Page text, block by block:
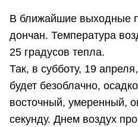
В ближайшие выходные
дончан. Температура
25 градусов тепла.
Так, в субботу, 19
будет безоблачно,
восточный, умеренный,
секунду. Днем воздух